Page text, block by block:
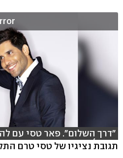
"דרך השלום". פאר טסי עם
זרנגר)
תגובת נציגיו של טסי טרם